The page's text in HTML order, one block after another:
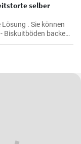
selber
. Sie können
Abschluß des Naked